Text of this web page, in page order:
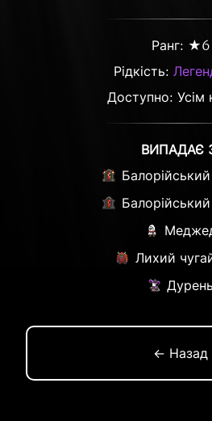
Ранг: ★6
Рідкість:
Доступно: Усім
ВИПАДАЄ
Лихий
Дурень
← Назад